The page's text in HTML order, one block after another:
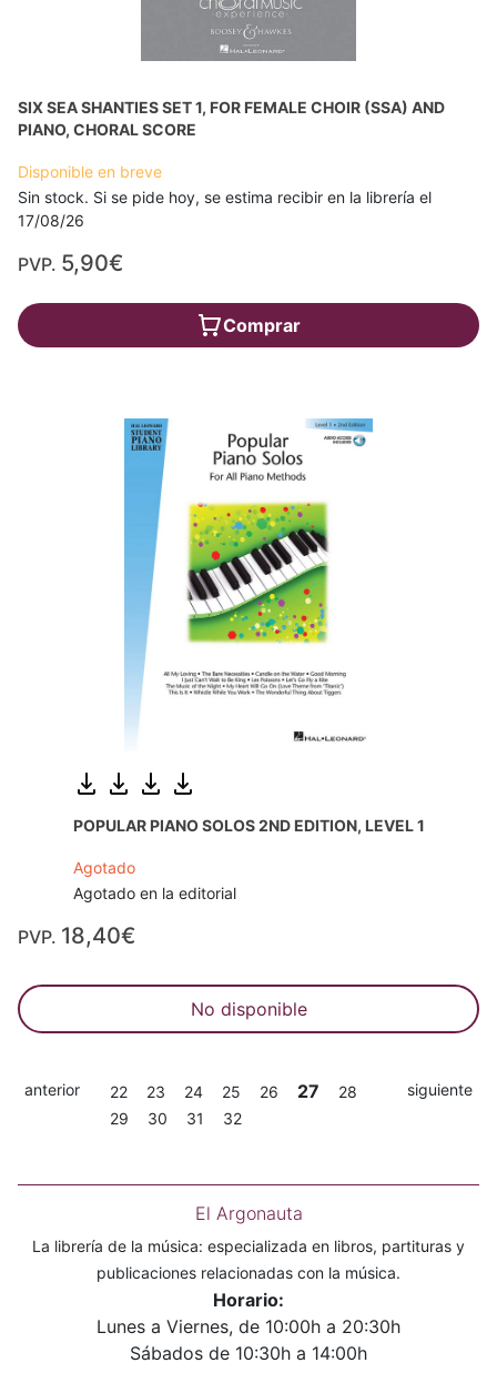
SIX SEA SHANTIES SET 1, FOR FEMALE CHOIR (SSA) AND
PIANO, CHORAL SCORE
Disponible en breve
Sin stock. Si se pide hoy, se estima recibir en la librería el
17/08/26
PVP. 5,90€
Comprar
POPULAR PIANO SOLOS 2ND EDITION, LEVEL 1
Agotado
Agotado en la editorial
PVP. 18,40€
No disponible
anterior 22 23 24 25 26 27
28
29
30 31 32
siguiente
El Argonauta
La librería de la música: especializada en libros, partituras y
publicaciones relacionadas con la música.
Horario:
Lunes a Viernes, de 10:00h a 20:30h
Sábados de 10:30h a 14:00h